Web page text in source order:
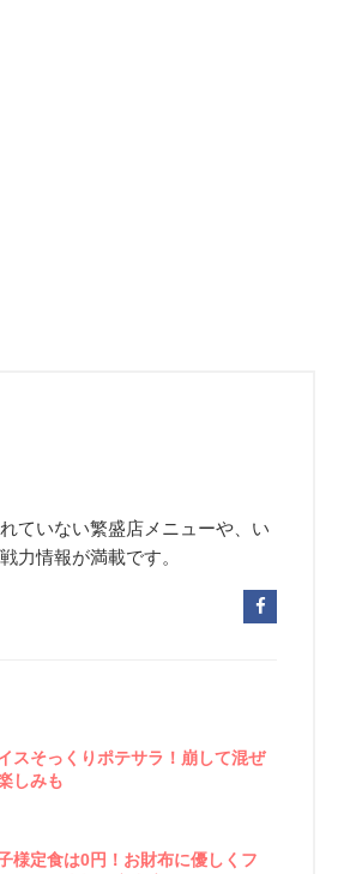
ていない繁盛店メニューや、い
力情報が満載です。
スそっくりポテサラ！崩して混ぜ
しみも
様定食は0円！お財布に優しくフ